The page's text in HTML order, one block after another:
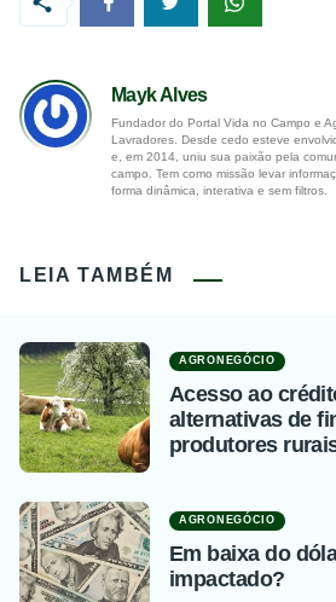
Mayk Alves
Fundador do Portal Vida no Campo e
Lavradores. Desde cedo esteve
e, em 2014, uniu sua paixão pela
campo. Tem como missão levar
forma dinâmica, interativa e sem filtros.
LEIA TAMBÉM
AGRONEGÓCIO
Acesso ao
alternativas de
produtores
AGRONEGÓCIO
Em baixa do
impactado?